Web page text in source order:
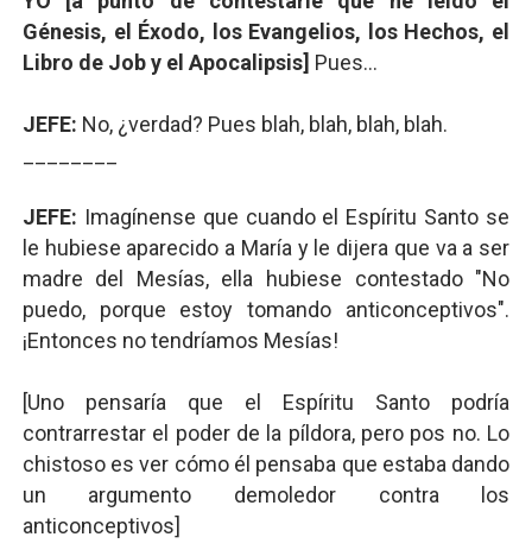
Génesis, el Éxodo, los Evangelios, los Hechos, el
Libro de Job y el Apocalipsis] Pues...
JEFE: No, ¿verdad? Pues blah, blah, blah, blah.
JEFE: Imagínense que cuando el Espíritu Santo se
le hubiese aparecido a María y le dijera que va a ser
madre del Mesías, ella hubiese contestado "No
puedo, porque estoy tomando anticonceptivos".
¡Entonces no tendríamos Mesías!
[Uno pensaría que el Espíritu Santo podría
contrarrestar el poder de la píldora, pero pos no. Lo
chistoso es ver cómo él pensaba que estaba dando
un argumento demoledor contra los
anticonceptivos]